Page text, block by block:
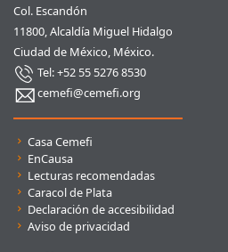
Col. Escandón
11800, Alcaldía Miguel Hidalgo
Ciudad de México, México.
Tel: +52 55 5276 8530
cemefi@cemefi.org
Enlaces rápidos
Casa Cemefi
EnCausa
Lecturas recomendadas
Caracol de Plata
Declaración de accesibilidad
Aviso de privacidad